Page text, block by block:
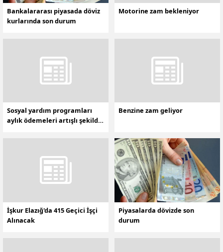
Bankalararası piyasada döviz
kurlarında son durum
Motorine zam bekleniyor
Sosyal yardım programları
aylık ödemeleri artışlı şekilde
Benzine zam geliyor
İşkur Elazığ'da 415 Geçici İşçi
Alınacak
Piyasalarda dövizde son
durum